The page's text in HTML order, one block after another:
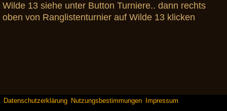
Wilde 13 siehe unter Button Turniere.. dann rechts
oben von Ranglistenturnier auf Wilde 13 klicken
Datenschutzerklärung Nutzungsbestimmungen Impressum